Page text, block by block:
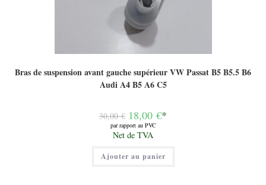
Bras de suspension avant gauche supérieur VW Passat B5 B5.5 B6
Audi A4 B5 A6 C5
30,00€ Le
prix
initial
était :
30,00 €.
18,00 €*
par rapport au PVC
Le
prix
actuel
est :
18,00 €.
Net de TVA
Ajouter au panier